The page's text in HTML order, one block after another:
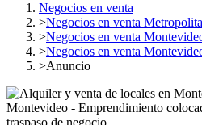
Negocios en venta
>Negocios en venta
>Negocios en venta
>Negocios en venta
>Anuncio